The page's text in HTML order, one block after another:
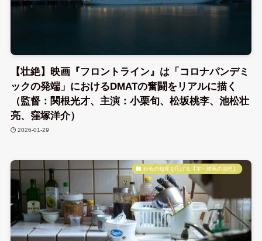
【壮絶】映画『フロントライン』は「コロナパンデミ
ックの発端」におけるDMATの奮闘をリアルに描く
（監督：関根光才、主演：小栗旬、松坂桃李、池松壮
亮、窪塚洋介）
2026-01-29
社会の知見を広げる【本・映画の感想】